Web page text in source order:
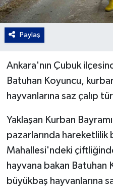
Paylaş
Ankara'nın Çubuk
Batuhan Koyuncu,
hayvanlarına saz çalıp
Yaklaşan Kurban
pazarlarında hareketlilik
Mahallesi'ndeki
hayvana bakan Batuhan
büyükbaş hayvanlarına